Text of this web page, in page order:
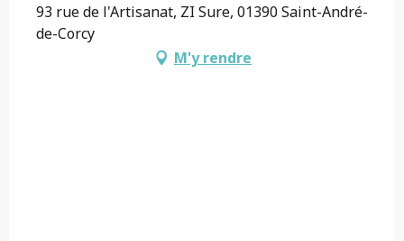
93 rue de l'Artisanat, ZI Sure, 01390 Saint-André-
de-Corcy
M'y rendre